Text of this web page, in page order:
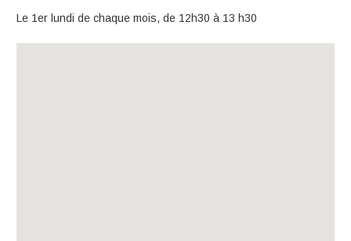
Le 1er lundi de chaque mois, de 12h30 à 13 h30